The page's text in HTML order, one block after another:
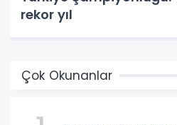
rekor yıl
Çok Okunanlar